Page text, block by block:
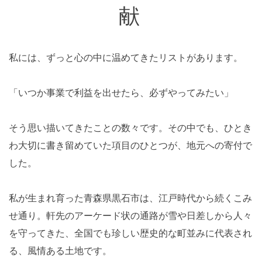
献
私には、ずっと心の中に温めてきたリストがあります。
「いつか事業で利益を出せたら、必ずやってみたい」
そう思い描いてきたことの数々です。その中でも、ひとき
わ大切に書き留めていた項目のひとつが、地元への寄付で
した。
私が生まれ育った青森県黒石市は、江戸時代から続くこみ
せ通り。軒先のアーケード状の通路が雪や日差しから人々
を守ってきた、全国でも珍しい歴史的な町並みに代表され
る、風情ある土地です。